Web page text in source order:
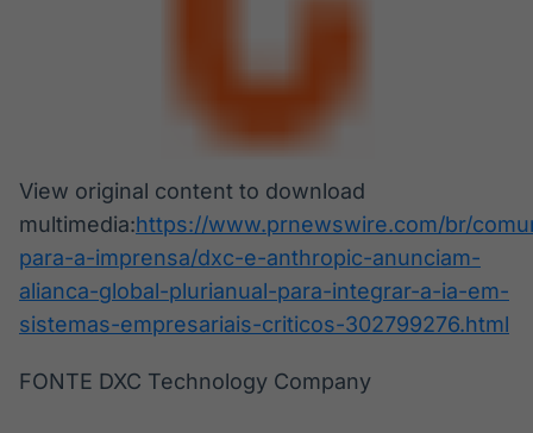
View original content to download
multimedia:https://www.prnewswire.com/br/
para-a-imprensa/dxc-e-anthropic-anunciam-
alianca-global-plurianual-para-integrar-a-ia-em-
sistemas-empresariais-criticos-302799276.html
FONTE DXC Technology Company